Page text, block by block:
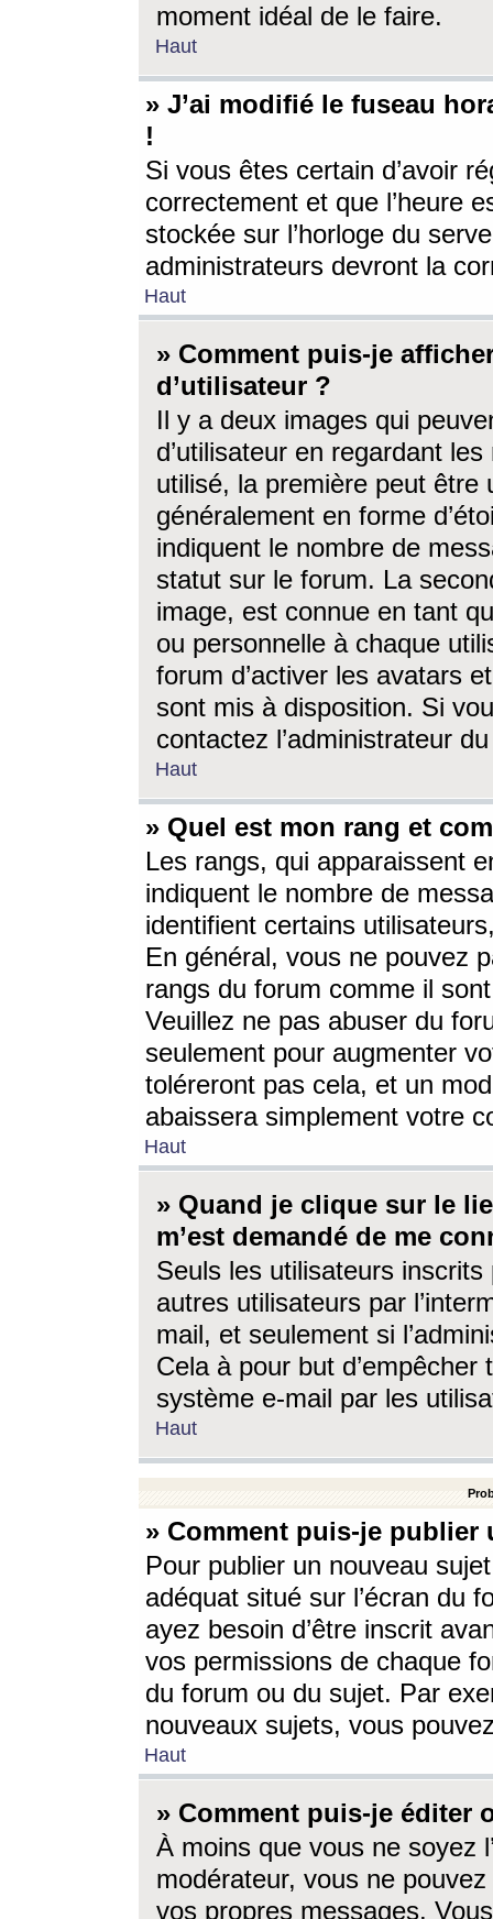
moment idéal de le faire.
Haut
» J’ai modifié le fuseau
!
Si vous êtes certain d’avoir
correctement et que l’heure
stockée sur l’horloge du
administrateurs devront la
Haut
» Comment puis-je
d’utilisateur ?
Il y a deux images qui
d’utilisateur en regardant
utilisé, la première peut être
généralement en forme
indiquent le nombre de
statut sur le forum. La
image, est connue en tant
ou personnelle à chaque
forum d’activer les avatars
sont mis à disposition. Si
contactez l’administrateur
Haut
» Quel est mon rang et
Les rangs, qui apparaissent
indiquent le nombre de
identifient certains
En général, vous ne pouvez
rangs du forum comme il
Veuillez ne pas abuser du
seulement pour augmenter
toléreront pas cela, et un
abaissera simplement votre
Haut
» Quand je clique sur le
m’est demandé de me
Seuls les utilisateurs
autres utilisateurs par
mail, et seulement si
Cela à pour but
système e-mail par les
Haut
» Comment puis-je
Pour publier un nouveau
adéquat situé sur l’écran du
ayez besoin d’être inscrit
vos permissions de chaque
du forum ou du sujet. Par
nouveaux sujets, vous
Haut
» Comment puis-je éditer
À moins que vous ne soyez
modérateur, vous ne
vos propres messages.